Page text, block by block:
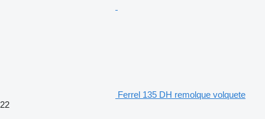
Ferrel 135 DH remolque volquete
22